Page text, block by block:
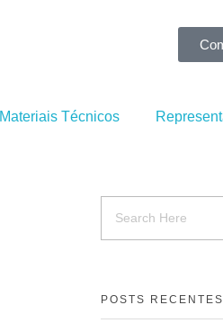
Materiais Técnicos
POSTS RECENTES